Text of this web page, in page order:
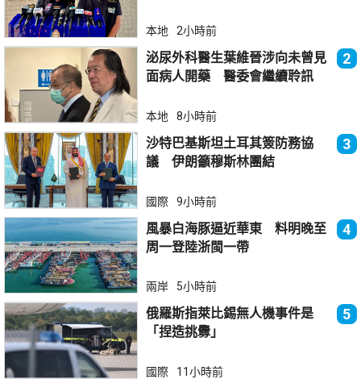
本地 2小時前
泌尿外科醫生葉維晉涉向未曾見
面病人開藥 醫委會繼續聆訊
2
本地 8小時前
沙特巴基斯坦土耳其簽防務協
議 伊朗籲穆斯林團結
3
國際 9小時前
風暴白海豚逼近華東 料明晚至
周一登陸浙閩一帶
4
兩岸 5小時前
俄羅斯指萊比錫無人機事件是
「捏造挑釁」
5
國際 11小時前